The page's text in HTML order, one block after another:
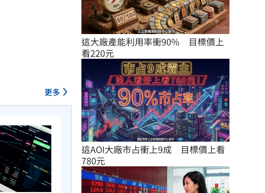
更多
這大廠產能利用率衝90%　目標價上
看220元
這AOI大廠市占衝上9成　目標價上看
780元